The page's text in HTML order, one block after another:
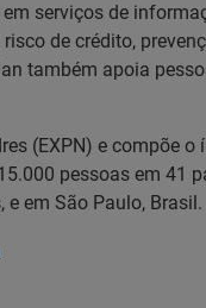
serviços de
de crédito,
também apoia
(EXPN) e compõe
pessoas em
em São Paulo, Brasil.